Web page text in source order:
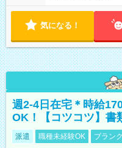
気になる！
週2-4日在宅＊時給
OK！【コツコツ】書
派遣 職種未経験OK ブラン